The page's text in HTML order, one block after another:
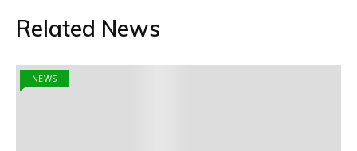
Related News
NEWS